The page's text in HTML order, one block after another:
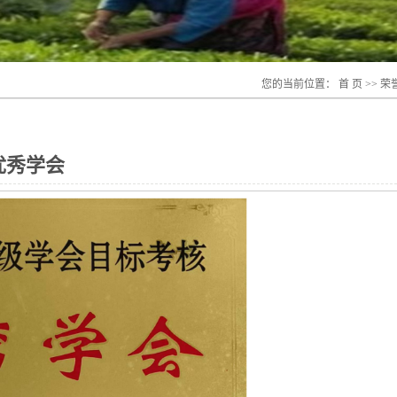
您的当前位置： 首 页 >> 荣
秀学会